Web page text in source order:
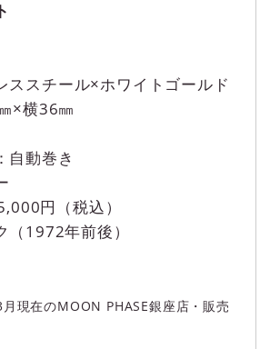
ススチール×ホワイトゴールド
×横36㎜
自動巻き
円（税込）
1972年前後）
現在のMOON PHASE銀座店・販売